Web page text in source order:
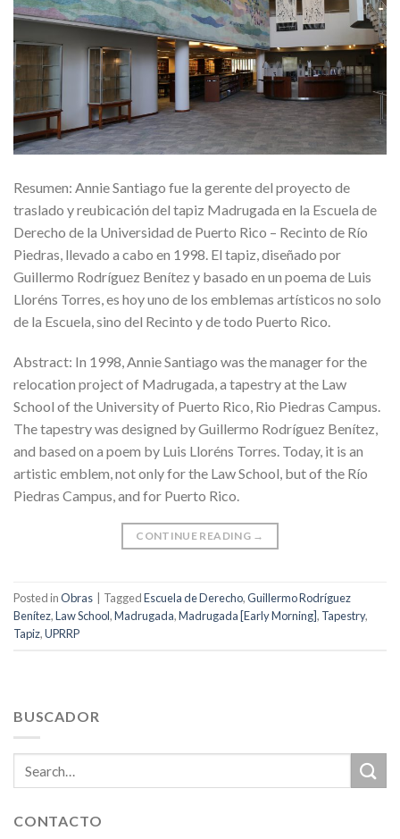
Resumen: Annie Santiago fue la gerente del proyecto de
traslado y reubicación del tapiz Madrugada en la Escuela de
Derecho de la Universidad de Puerto Rico – Recinto de Río
Piedras, llevado a cabo en 1998. El tapiz, diseñado por
Guillermo Rodríguez Benítez y basado en un poema de Luis
Lloréns Torres, es hoy uno de los emblemas artísticos no solo
de la Escuela, sino del Recinto y de todo Puerto Rico.
Abstract: In 1998, Annie Santiago was the manager for the
relocation project of Madrugada, a tapestry at the Law
School of the University of Puerto Rico, Rio Piedras Campus.
The tapestry was designed by Guillermo Rodríguez Benítez,
and based on a poem by Luis Lloréns Torres. Today, it is an
artistic emblem, not only for the Law School, but of the Río
Piedras Campus, and for Puerto Rico.
CONTINUE READING →
Posted inObras TaggedEscuela de Derecho,Guillermo Rodríguez
Benítez,Law School,Madrugada,Madrugada [Early Morning], Tapestry,
Tapiz,UPRRP
BUSCADOR
CONTACTO